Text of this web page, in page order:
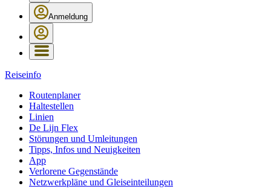
Anmeldung
Reiseinfo
Routenplaner
Haltestellen
Linien
De Lijn Flex
Störungen und Umleitungen
Tipps, Infos und Neuigkeiten
App
Verlorene Gegenstände
Netzwerkpläne und Gleiseinteilungen